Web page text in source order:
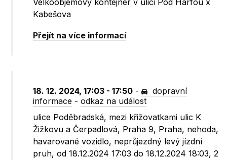
Velkoobjemový kontejner v ulici Pod Harfou x
Kabešova
Přejít na více informací
18. 12. 2024, 17:03 - 17:50 -
dopravní
informace -odkaz na událost
ulice Poděbradská, mezi křižovatkami ulic K
Žižkovu a Čerpadlová, Praha 9, Praha, nehoda,
havarované vozidlo, neprůjezdný levý jízdní
pruh, od 18.12.2024 17:03 do 18.12.2024 18:03, 2